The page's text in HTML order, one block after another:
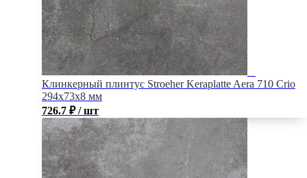
Клинкерный плинтус Stroeher Keraplatte Aera 710 Crio
294х73х8 мм
726.7 ₽ / шт